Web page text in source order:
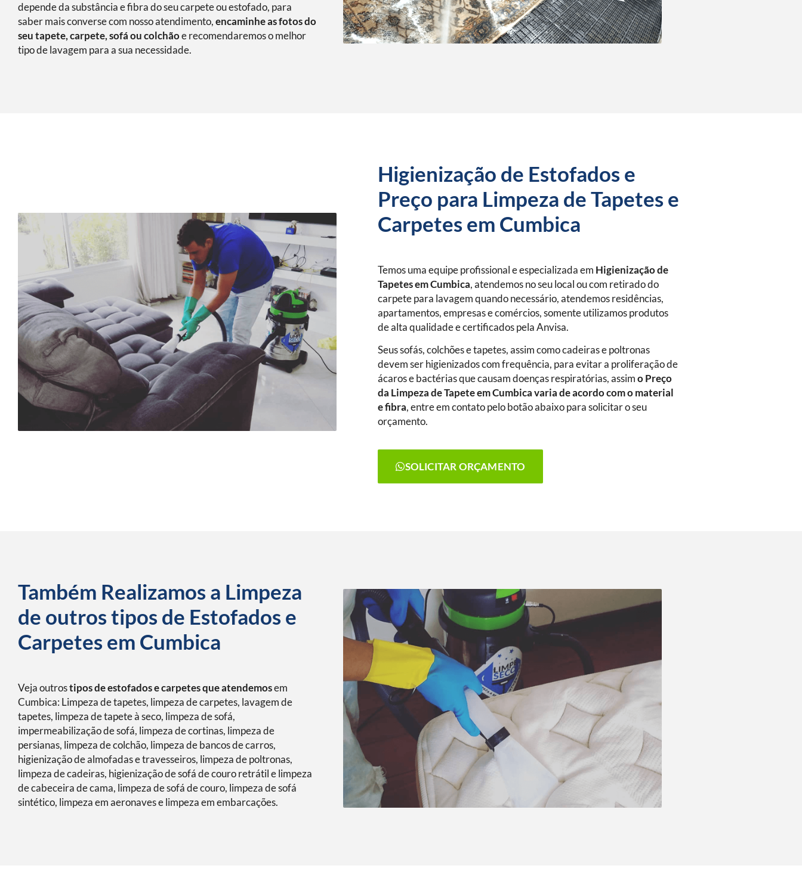
depende da substância e fibra do seu carpete ou estofado, para
saber mais converse com nosso atendimento, encaminhe as fotos do
seu tapete, carpete, sofá ou colchãoe recomendaremos o melhor
tipo de lavagem para a sua necessidade.
Higienização de Estofados e
Preço para Limpeza de Tapetes e
Carpetes em Cumbica
Temos uma equipe profissional e especializada em Higienização de
Tapetesem Cumbica, atendemos no seu local ou com retirado do
carpete para lavagem quando necessário, atendemos residências,
apartamentos, empresas e comércios, somente utilizamos produtos
de alta qualidade e certificados pela Anvisa.
Seus sofás, colchões e tapetes, assim como cadeiras e poltronas
devem ser higienizados com frequência, para evitar a proliferação de
ácaros e bactérias que causam doenças respiratórias, assimo Preço
da Limpeza de Tapeteem Cumbicavaria de acordo com o material
e fibra, entre em contato pelo botão abaixo para solicitar o seu
orçamento.
SOLICITAR ORÇAMENTO
Também Realizamos a Limpeza
de outros tipos de Estofados e
Carpetes em Cumbica
Veja outrostipos de estofados e carpetes que atendemosem
Cumbica: Limpeza de tapetes, limpeza de carpetes, lavagem de
tapetes, limpeza de tapete à seco, limpeza de sofá,
impermeabilização de sofá, limpeza de cortinas, limpeza de
persianas, limpeza de colchão, limpeza de bancos de carros,
higienização de almofadas e travesseiros, limpeza de poltronas,
limpeza de cadeiras, higienização de sofá de couro retrátil e limpeza
de cabeceira de cama, limpeza de sofá de couro, limpeza de sofá
sintético, limpeza em aeronaves e limpeza em embarcações.